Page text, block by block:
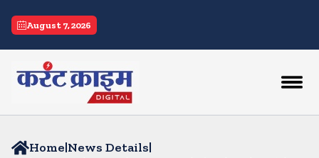
August 7, 2026
Home|News Details|